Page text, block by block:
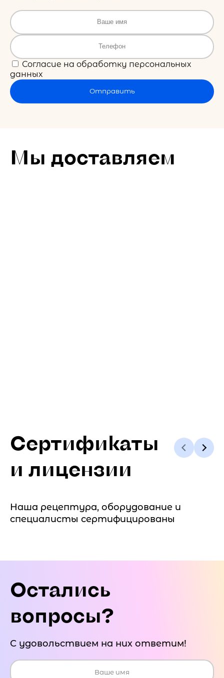
Согласие на обработку персональных
данных
Отправить
Мы доставляем
Сертификаты
и лицензии
Наша рецептура, оборудование и
специалисты сертифицированы
Остались
вопросы?
С удовольствием на них ответим!